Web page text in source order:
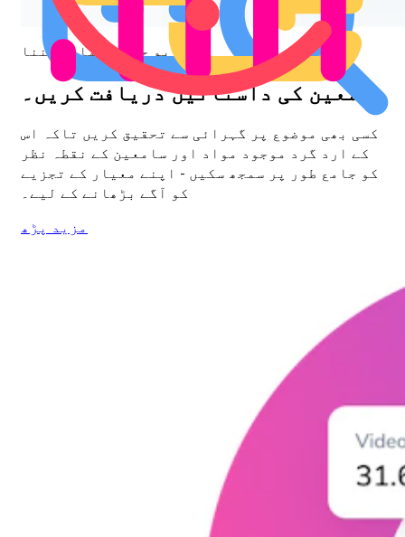
یو جی سی سماجی سننا
سامعین کی داستانیں دریافت کریں۔
کسی بھی موضوع پر گہرائی سے تحقیق کریں تاکہ اس
کے ارد گرد موجود مواد اور سامعین کے نقطہ نظر
کو جامع طور پر سمجھ سکیں - اپنے معیار کے تجزیے
کو آگے بڑھانے کے لیے۔
مزید پڑھ